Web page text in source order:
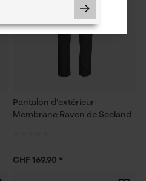
Pantalon d’extérieur
Membrane Raven de Seeland
CHF 169.90 *